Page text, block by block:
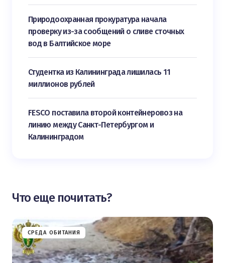
Природоохранная прокуратура начала
проверку из-за сообщений о сливе сточных
вод в Балтийское море
Студентка из Калининграда лишилась 11
миллионов рублей
FESCO поставила второй контейнеровоз на
линию между Санкт-Петербургом и
Калининградом
Что еще почитать?
СРЕДА ОБИТАНИЯ